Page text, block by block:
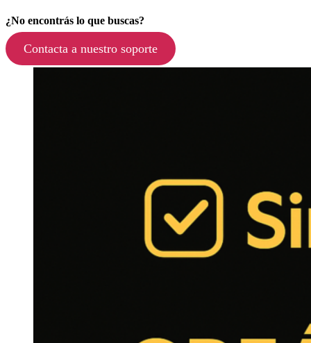
¿No encontrás lo que buscas?
Contacta a nuestro soporte